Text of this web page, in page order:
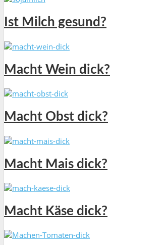
Ist Milch gesund?
Macht Wein dick?
Macht Obst dick?
Macht Mais dick?
Macht Käse dick?